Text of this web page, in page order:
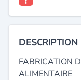
DESCRIPTION
FABRICATION
ALIMENTAIRE